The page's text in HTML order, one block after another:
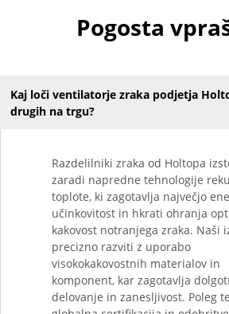
Pogosta
Kaj loči ventilatorje zraka podjetja
drugih na trgu?
Razdelilniki zraka od Holtopa
zaradi napredne tehnologije
toplote, ki zagotavlja največjo
učinkovitost in hkrati ohranja
kakovost notranjega zraka. Naši
precizno razviti z uporabo
visokokakovostnih materialov in
komponent, kar zagotavlja
delovanje in zanesljivost. Poleg